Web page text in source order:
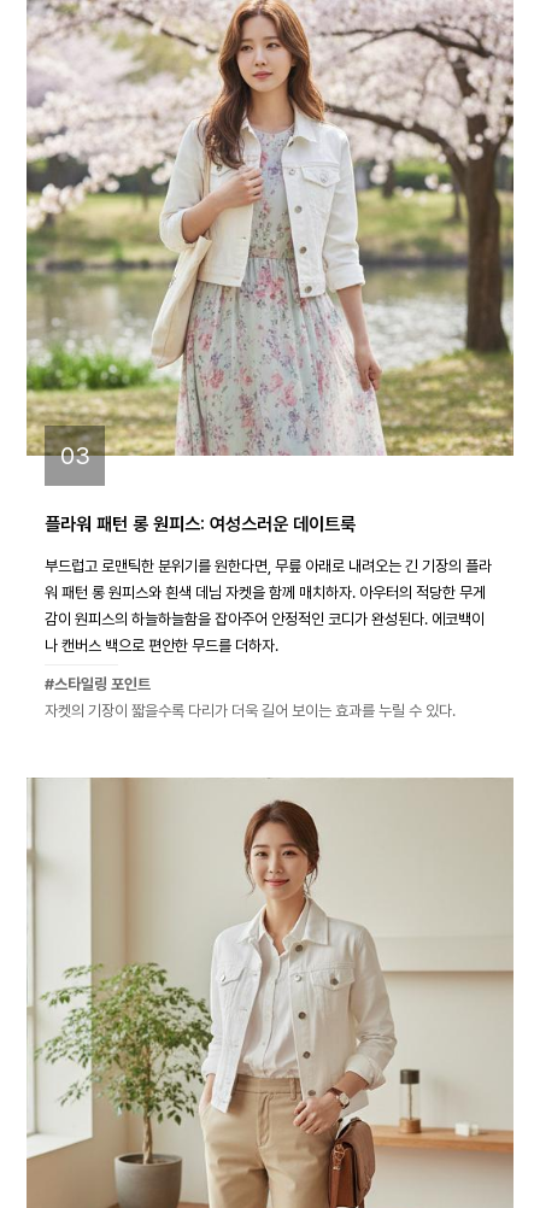
03
플라워 패턴 롱 원피스: 여성스러운 데이트룩
부드럽고 로맨틱한 분위기를 원한다면, 무릎 아래로 내려오는 긴 기장의 플라
워 패턴 롱 원피스와 흰색 데님 자켓을 함께 매치하자. 아우터의 적당한 무게
감이 원피스의 하늘하늘함을 잡아주어 안정적인 코디가 완성된다. 에코백이
나 캔버스 백으로 편안한 무드를 더하자.
#스타일링 포인트
자켓의 기장이 짧을수록 다리가 더욱 길어 보이는 효과를 누릴 수 있다.